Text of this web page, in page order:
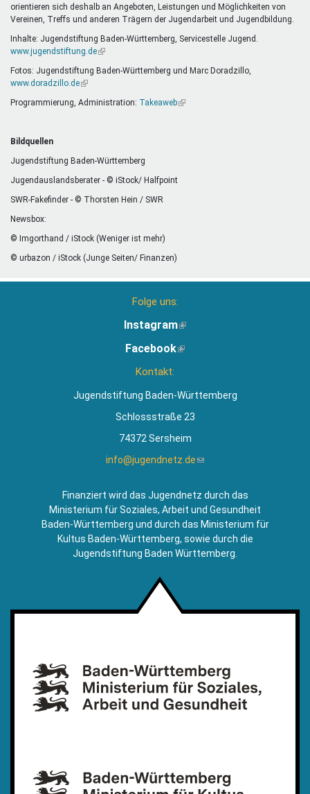
orientieren sich deshalb an Angeboten, Leistungen und Möglichkeiten von
Vereinen, Treffs und anderen Trägern der Jugendarbeit und Jugendbildung.
Inhalte: Jugendstiftung Baden-Württemberg, Servicestelle Jugend.
www.jugendstiftung.de(Link
extern)
Fotos: Jugendstiftung Baden-Württemberg und Marc Doradzillo,
www.doradzillo.de(Link
extern)
Programmierung, Administration: Takeaweb(Link
Bildquellen
Jugendstiftung Baden-Württemberg
Jugendauslandsberater - © iStock/ Halfpoint
SWR-Fakefinder - © Thorsten Hein / SWR
Newsbox:
© Imgorthand / iStock (Weniger ist mehr)
© urbazon / iStock (Junge Seiten/ Finanzen)
Folge uns:
Instagram(Link
extern)
Facebook(Link
Kontakt:
Jugendstiftung Baden-Württemberg
Schlossstraße 23
74372 Sersheim
info@jugendnetz.de(Link
Mail)
Finanziert wird das Jugendnetz durch das
Ministerium für Soziales, Arbeit und Gesundheit
Baden-Württemberg und durch das Ministerium für
Kultus Baden-Württemberg, sowie durch die
Jugendstiftung Baden Württemberg.